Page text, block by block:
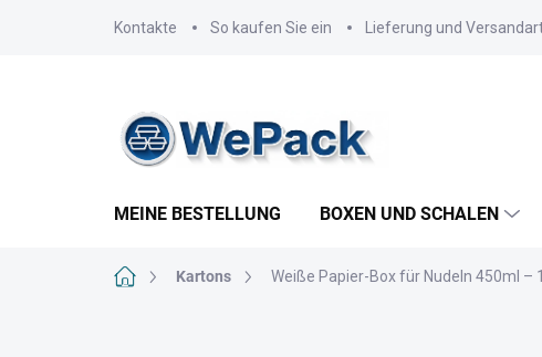
Kontakte So kaufen Sie ein Lieferung und
MEINE BESTELLUNG BOXEN UND SCHALEN
StartseiteKartons Weiße Papier-Box für Nudeln 450ml –